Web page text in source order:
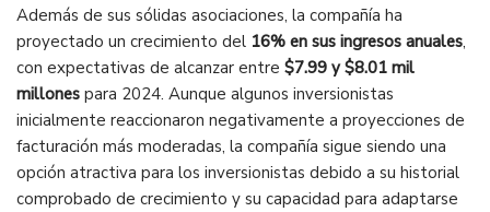
Además de sus sólidas asociaciones, la compañía ha
proyectado un crecimiento del 16% en sus ingresos anuales,
con expectativas de alcanzar entre $7.99 y $8.01 mil
millones para 2024. Aunque algunos inversionistas
inicialmente reaccionaron negativamente a proyecciones de
facturación más moderadas, la compañía sigue siendo una
opción atractiva para los inversionistas debido a su historial
comprobado de crecimiento y su capacidad para adaptarse